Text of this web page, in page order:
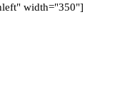
width="350"]